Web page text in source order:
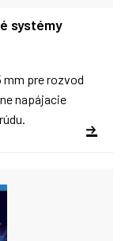
systémy
mm pre rozvod
napájacie